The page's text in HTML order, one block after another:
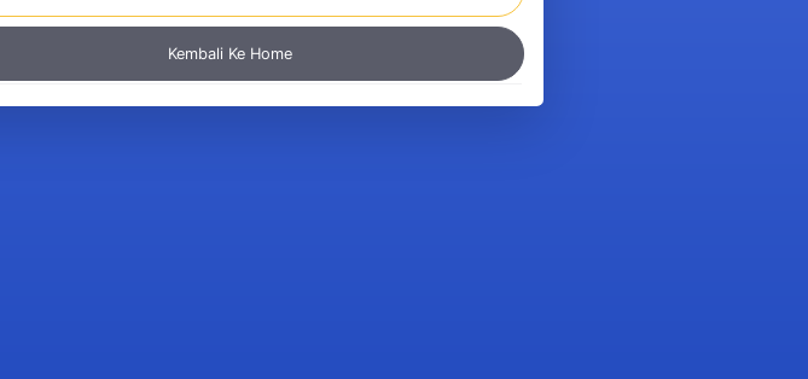
Kembali Ke Home